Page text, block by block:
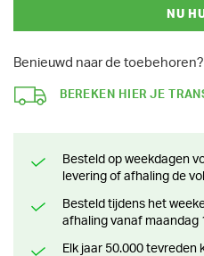
NU
Benieuwd naar de toebehoren?
BEREKEN HIER JE
Besteld op weekdagen voor 13 uur? Klaar voor
levering of afhaling de
Besteld tijdens het weekend? Klaar voor levering of
afhaling vanaf maandag
Elk jaar 50.000 tevreden